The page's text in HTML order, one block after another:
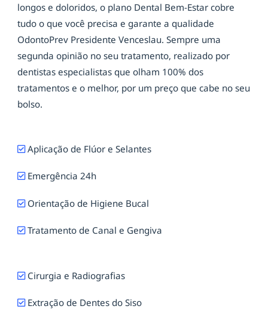
longos e doloridos, o plano Dental Bem-Estar cobre
tudo o que você precisa e garante a qualidade
OdontoPrev Presidente Venceslau. Sempre uma
segunda opinião no seu tratamento, realizado por
dentistas especialistas que olham 100% dos
tratamentos e o melhor, por um preço que cabe no seu
bolso.
Aplicação de Flúor e Selantes
Emergência 24h
Orientação de Higiene Bucal
Tratamento de Canal e Gengiva
Cirurgia e Radiografias
Extração de Dentes do Siso